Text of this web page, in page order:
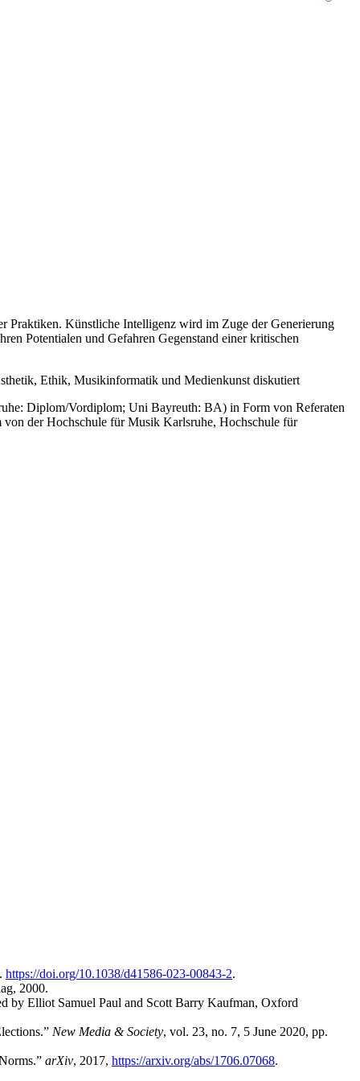
Praktiken. Künstliche Intelligenz wird im Zuge der Generierung
Potentialen und Gefahren Gegenstand einer kritischen
Ethik, Musikinformatik und Medienkunst diskutiert
Diplom/Vordiplom; Uni Bayreuth: BA) in Form von Referaten
der Hochschule für Musik Karlsruhe, Hochschule für
https://doi.org/10.1038/d41586-023-00843-2.
2000.
by Elliot Samuel Paul and Scott Barry Kaufman, Oxford
New Media & Society, vol. 23, no. 7, 5 June 2020, pp.
arXiv, 2017, https://arxiv.org/abs/1706.07068.